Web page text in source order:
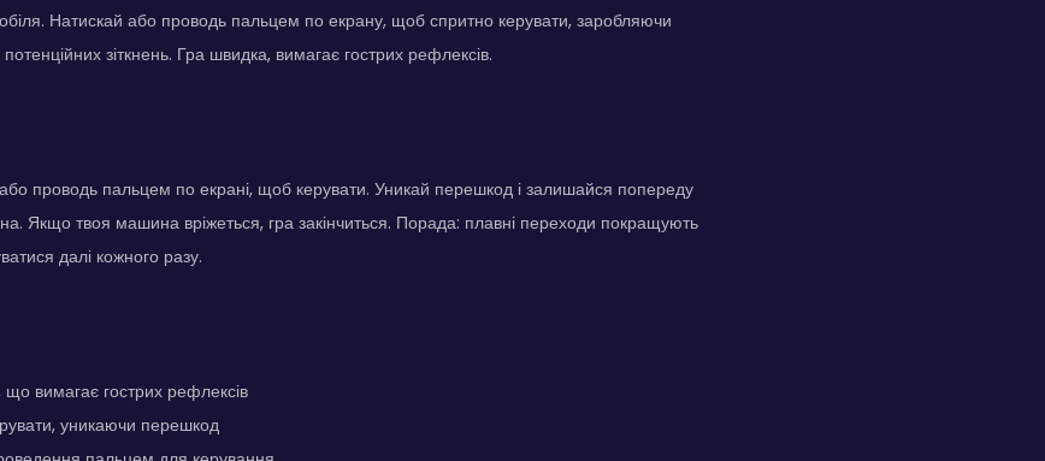
Натискай або проводь пальцем по екрану, щоб спритно керувати, заробляючи
зіткнень. Гра швидка, вимагає гострих рефлексів.
проводь пальцем по екрані, щоб керувати. Уникай перешкод і залишайся попереду
Якщо твоя машина вріжеться, гра закінчиться. Порада: плавні переходи покращують
далі кожного разу.
вимагає гострих рефлексів
уникаючи перешкод